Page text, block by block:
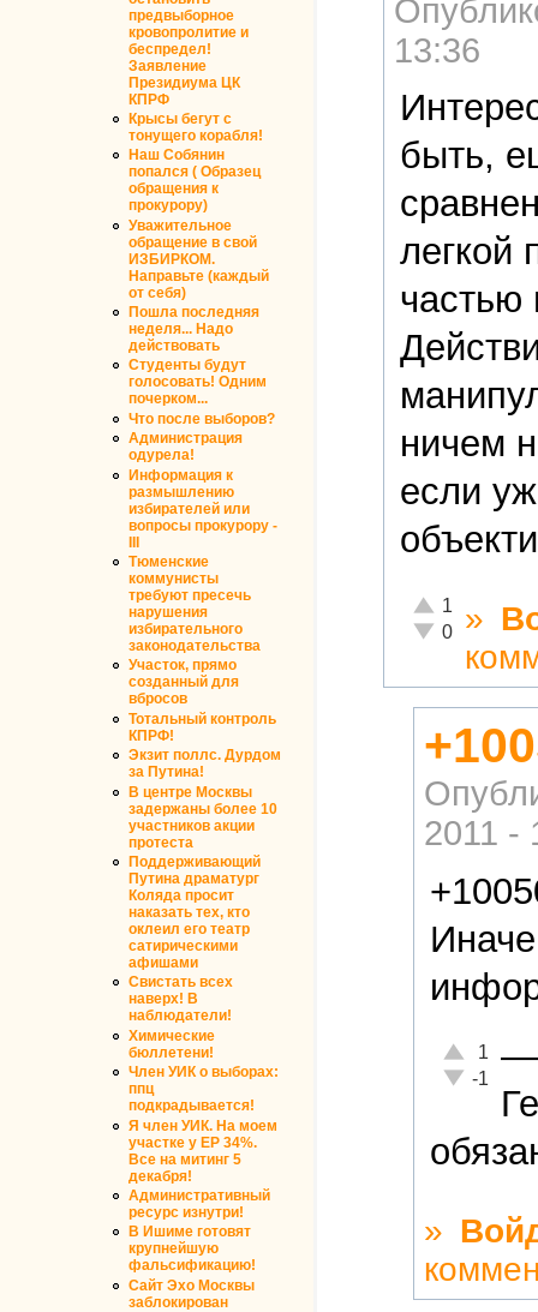
предвыборное
кровопролитие и
беспредел!
Заявление
Президиума ЦК
КПРФ
Крысы бегут с
тонущего корабля!
Наш Собянин
попался ( Образец
обращения к
прокурору)
Уважительное
обращение в свой
ИЗБИРКОМ.
Направьте (каждый
от себя)
Пошла последняя
неделя... Надо
действовать
Студенты будут
голосовать! Одним
почерком...
Что после выборов?
Администрация
одурела!
Информация к
размышлению
избирателей или
вопросы прокурору -
III
Тюменские
коммунисты
требуют пресечь
нарушения
избирательного
законодательства
Участок, прямо
созданный для
вбросов
Тотальный контроль
КПРФ!
Экзит поллс. Дурдом
за Путина!
В центре Москвы
задержаны более 10
участников акции
протеста
Поддерживающий
Путина драматург
Коляда просит
наказать тех, кто
оклеил его театр
сатирическими
афишами
Свистать всех
наверх! В
наблюдатели!
Химические
бюллетени!
Член УИК о выборах:
ппц
подкрадывается!
Я член УИК. На моем
участке у ЕР 34%.
Все на митинг 5
декабря!
Административный
ресурс изнутри!
В Ишиме готовят
крупнейшую
фальсификацию!
Сайт Эхо Москвы
заблокирован
13:36
быть,
легкой
частью
ничем
если
Отлично!
1
Неадекватно!
0 »
2011 -
Отлично!
1
-1
—
»